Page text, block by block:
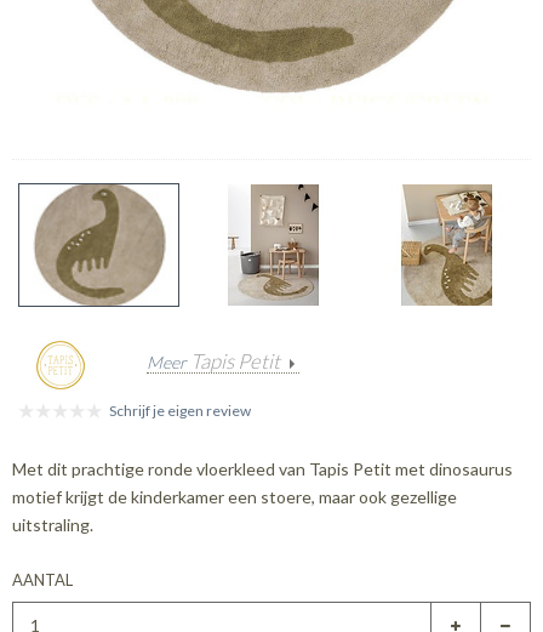
Meer Tapis Petit
Schrijf je eigen review
Met dit prachtige ronde vloerkleed van Tapis Petit met dinosaurus
motief krijgt de kinderkamer een stoere, maar ook gezellige
uitstraling.
AANTAL